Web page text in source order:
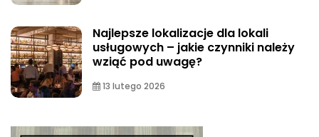
Najlepsze lokalizacje dla lokali
usługowych – jakie czynniki należy
wziąć pod uwagę?
13 lutego 2026